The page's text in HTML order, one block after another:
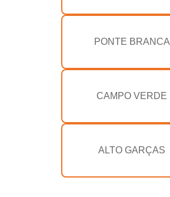
PONTE BRANCA
CAMPO VERDE
ALTO GARÇAS